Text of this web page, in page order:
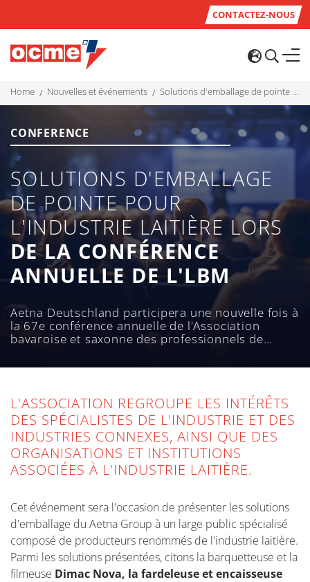
CONTACTEZ-NOUS
home nouvelles et événements solutions d'emballage de pointe pour l'industrie laitière lors de la conférence annuelle de l'lbm
CONFERENCE
SOLUTIONS D'EMBALLAGE
DE POINTE POUR
L'INDUSTRIE LAITIÈRE LORS
DE LA CONFÉRENCE
ANNUELLE DE L'LBM
Aetna Deutschland participera une nouvelle fois à
la 67e conférence annuelle de l'Association
bavaroise et saxonne des professionnels de
Bischofswiesen, en Haute-Bavière, les 27 et 28
L'ASSOCIATION REGROUPE LES INTÉRÊTS
DES SPÉCIALISTES DE L'INDUSTRIE ET DES
INDUSTRIES CONNEXES, AINSI QUE DES
ORGANISATIONS ET INSTITUTIONS
ASSOCIÉES À L'INDUSTRIE LAITIÈRE.
Cet événement sera l'occasion de présenter les solutions
d'emballage du Aetna Group à un large public spécialisé
composé de producteurs renommés de l'industrie laitière.
Parmi les solutions présentées, citons la barquetteuse et la
filmeuse Dimac Nova, la fardeleuse et encaisseuse